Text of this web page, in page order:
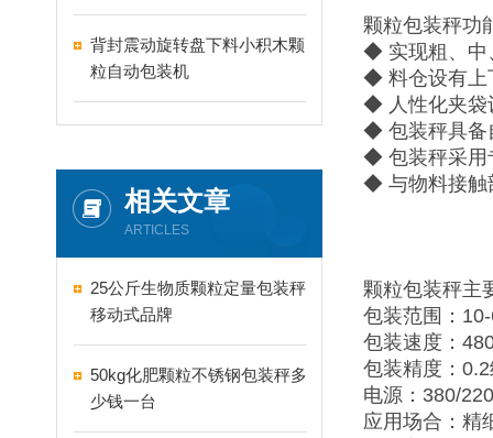
背封震动旋转盘下料小积木颗
粒自动包装机
相关文章
ARTICLES
25公斤生物质颗粒定量包装秤
移动式品牌
50kg化肥颗粒不锈钢包装秤多
少钱一台
颗粒包装秤功
◆ 实现粗、中
◆ 料仓设有上
◆ 人性化夹袋
◆ 包装秤具备
◆ 包装秤采用
◆ 与物料接触
颗粒包装秤主
包装范围：
包装速度：
包装精度：
电源：380/
应用场合：精